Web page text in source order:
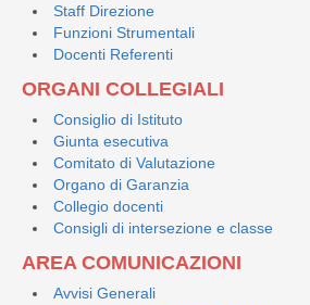
Staff Direzione
Funzioni Strumentali
Docenti Referenti
ORGANI COLLEGIALI
Consiglio di Istituto
Giunta esecutiva
Comitato di Valutazione
Organo di Garanzia
Collegio docenti
Consigli di intersezione e classe
AREA COMUNICAZIONI
Avvisi Generali